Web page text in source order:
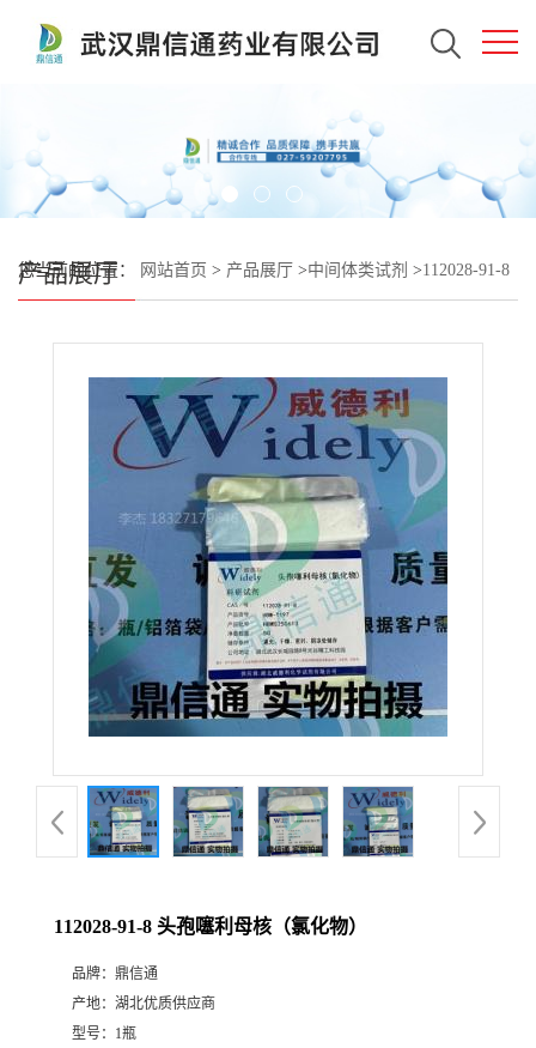
产品展厅
您当前的位置： 网站首页 > 产品展厅 >中间体类试剂 >112028-91-8
112028-91-8 头孢噻利母核（氯化物）
品牌： 鼎信通
产地： 湖北优质供应商
型号： 1瓶